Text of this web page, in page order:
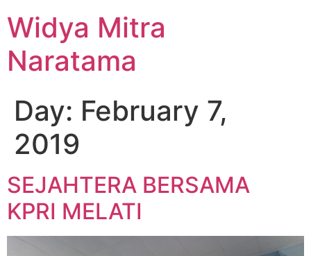
Widya Mitra
Naratama
Day: February 7,
2019
SEJAHTERA BERSAMA
KPRI MELATI